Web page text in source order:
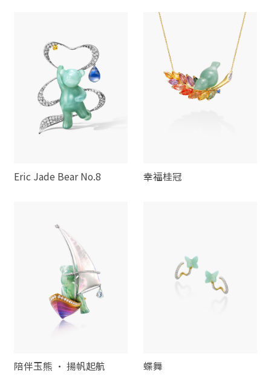
Eric Jade Bear No.8 幸福桂冠
陪伴玉熊 · 揚帆起航 蝶舞